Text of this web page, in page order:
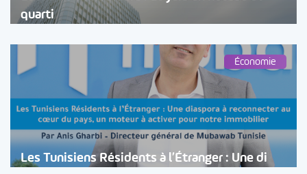
quarti
Économie
Les Tunisiens Résidents à l’Étranger : Une di